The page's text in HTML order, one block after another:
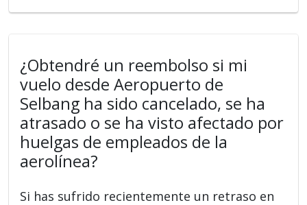
¿Obtendré un reembolso si mi
vuelo desde Aeropuerto de
Selbang ha sido cancelado, se ha
atrasado o se ha visto afectado por
huelgas de empleados de la
aerolínea?
Si has sufrido recientemente un retraso en